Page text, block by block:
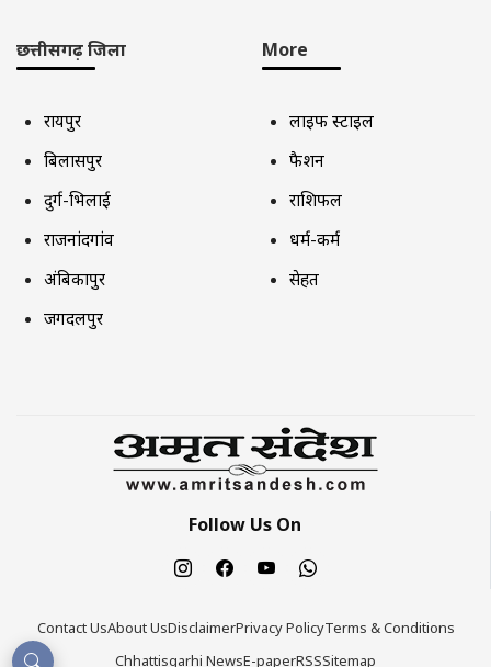
छत्तीसगढ़ जिला
रायपुर
बिलासपुर
दुर्ग-भिलाई
राजनांदगांव
अंबिकापुर
जगदलपुर
More
लाइफ स्टाइल
फैशन
राशिफल
धर्म-कर्म
सेहत
Follow Us On
Contact UsAbout UsDisclaimerPrivacy PolicyTerms & Conditions
Chhattisgarhi NewsE-paperRSSSitemap